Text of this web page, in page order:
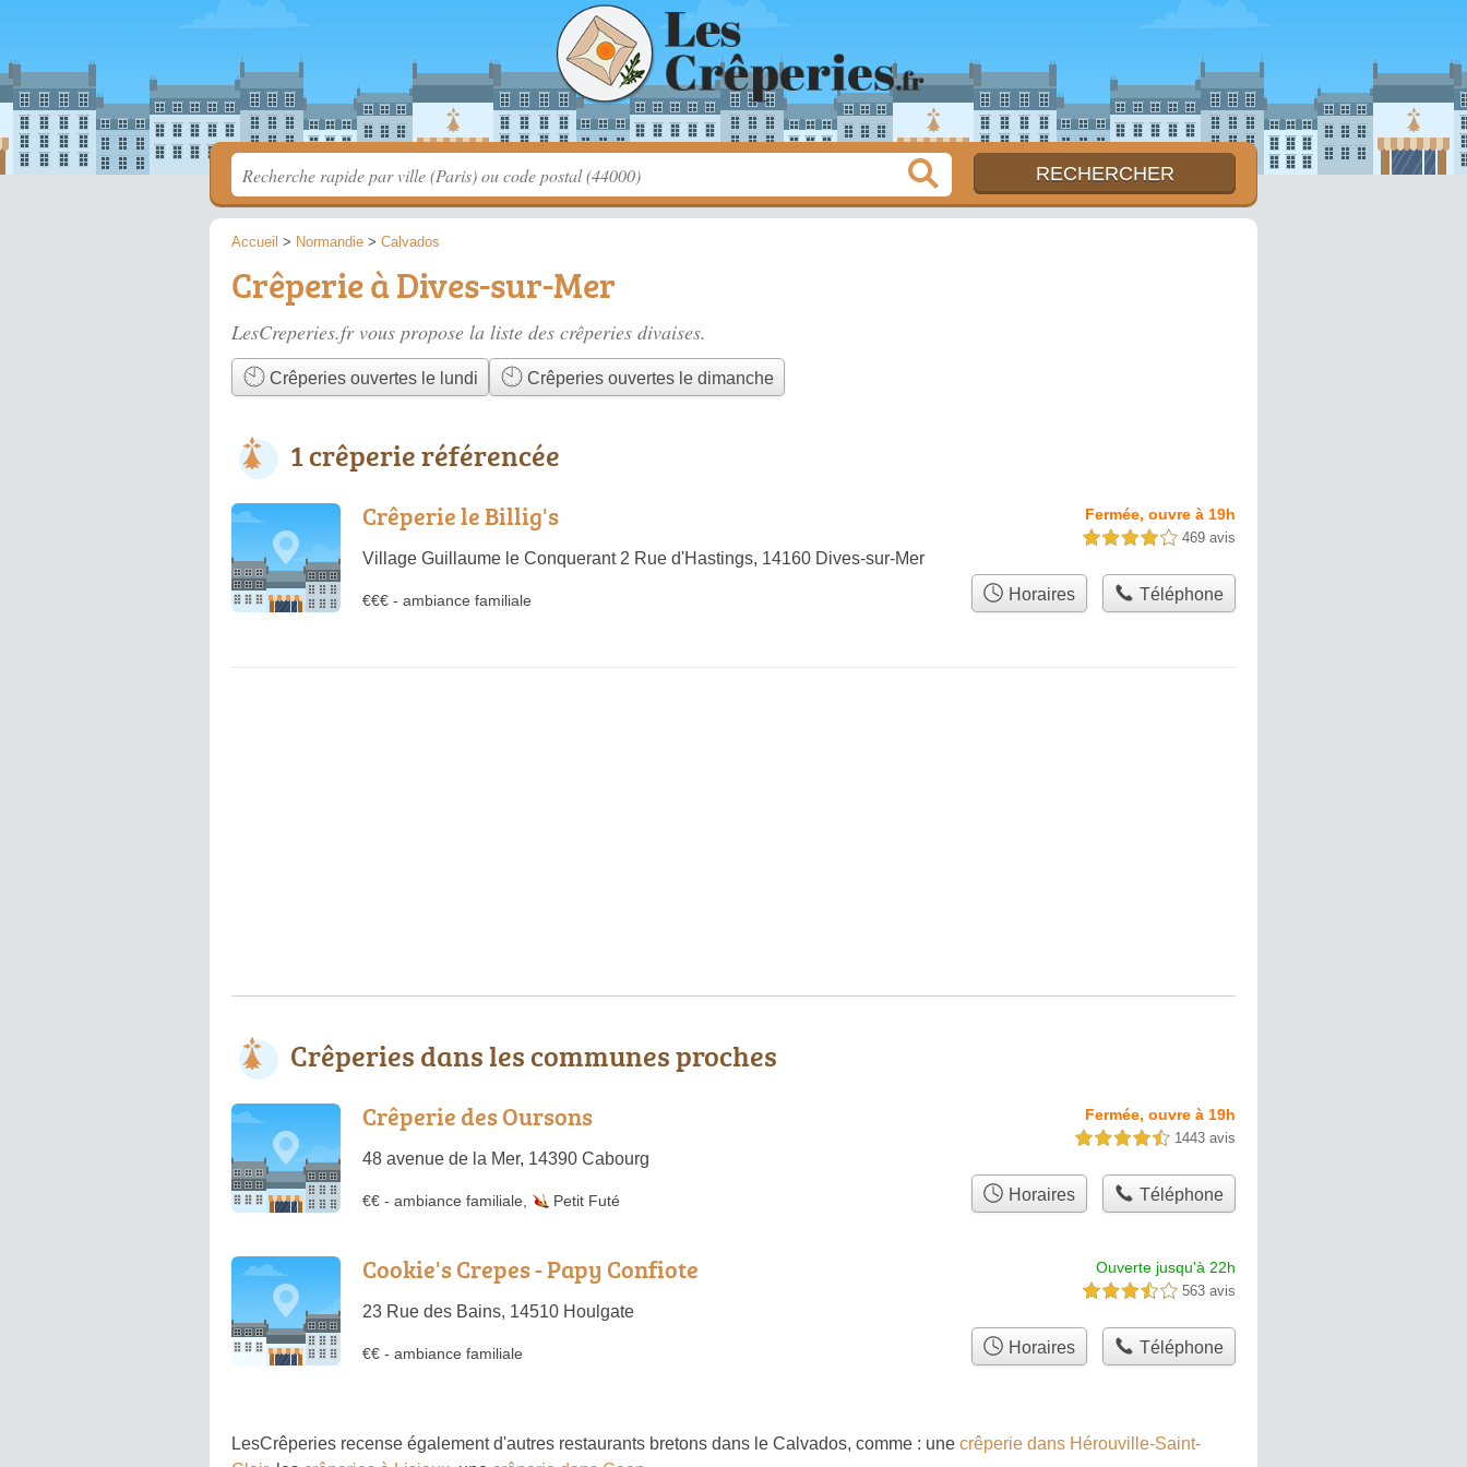
Accueil > Normandie > Calvados
Crêperie à Dives-sur-Mer
LesCreperies.fr vous propose la liste des crêperies divaises.
Crêperies ouvertes le lundi Crêperies ouvertes le dimanche
1 crêperie référencée
Crêperie le Billig's
Village Guillaume le Conquerant 2 Rue d'Hastings, 14160 Dives-sur-Mer
Fermée, ouvre à 19h
4,0 étoiles sur 5 469 avis
€€€ - ambiance familiale Horaires Téléphone
Crêperies dans les communes proches
Crêperie des Oursons
48 avenue de la Mer, 14390 Cabourg
Fermée, ouvre à 19h
4,5 étoiles sur 5 1443 avis
€€ - ambiance familiale Petit Futé Horaires Téléphone
Cookie's Crepes - Papy Confiote
23 Rue des Bains, 14510 Houlgate
Ouverte jusqu'à 22h
3,5 étoiles sur 5 563 avis
€€ - ambiance familiale Horaires Téléphone
LesCrêperies recense également d'autres restaurants bretons dans le Calvados, comme : une crêperie dans Hérouville-Saint-